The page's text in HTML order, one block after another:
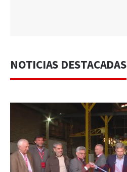
NOTICIAS DESTACADAS